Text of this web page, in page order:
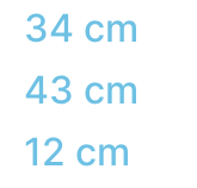
34 cm
43 cm
12 cm